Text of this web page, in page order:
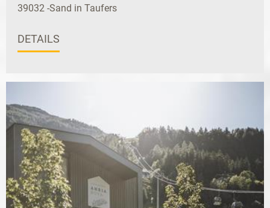
39032 -Sand in Taufers
DETAILS